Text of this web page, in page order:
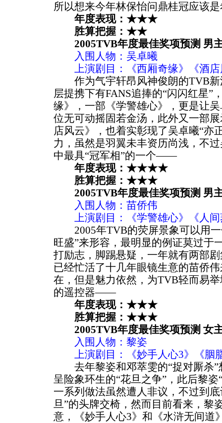
所以想来今年林保怡问鼎桂冠应该
年度表现：★★★
胜算把握：★★
2005TVB年度最佳奖项预测 男
入围人物：吴卓曦
上演剧目：《西厢奇缘》《酒店
作为气宇轩昂风神俊朗的TVB新
层提携下有FANS追捧的“闪闪红星”
缘》，一部《学警雄心》，更是让
位无可动摇固若金汤，此外又一部
店风云》，也着实彰现了吴卓曦“亦
力，虽然是羽翼未丰资历尚浅，不
中最具“冠军相”的一个——
年度表现：★★★★
胜算把握：★★★
2005TVB年度最佳奖项预测 男
入围人物：苗侨伟
上演剧目：《学警雄心》《人间
2005年TVB的荧屏景象可以用一
旺盛”来形容，最明显的例证莫过于
打励志，脚踢悬疑，一年就有两部
已经忙活了十几年眼镜生意的苗侨
在，但是魅力依然，为TVB轻而易
的遥控器——
年度表现：★★★
胜算把握：★★★
2005TVB年度最佳奖项预测 女
入围人物：黎姿
上演剧目：《妙手人心3》《胭
去年黎姿和邓萃雯的“捉对厮杀”
呈险象环生的“花旦之争”，此后黎姿
一系列做法虽然遭人非议，不过到
旦”的头牌交椅，然而目前看来，黎
意，《妙手人心3》和《水浒无间道